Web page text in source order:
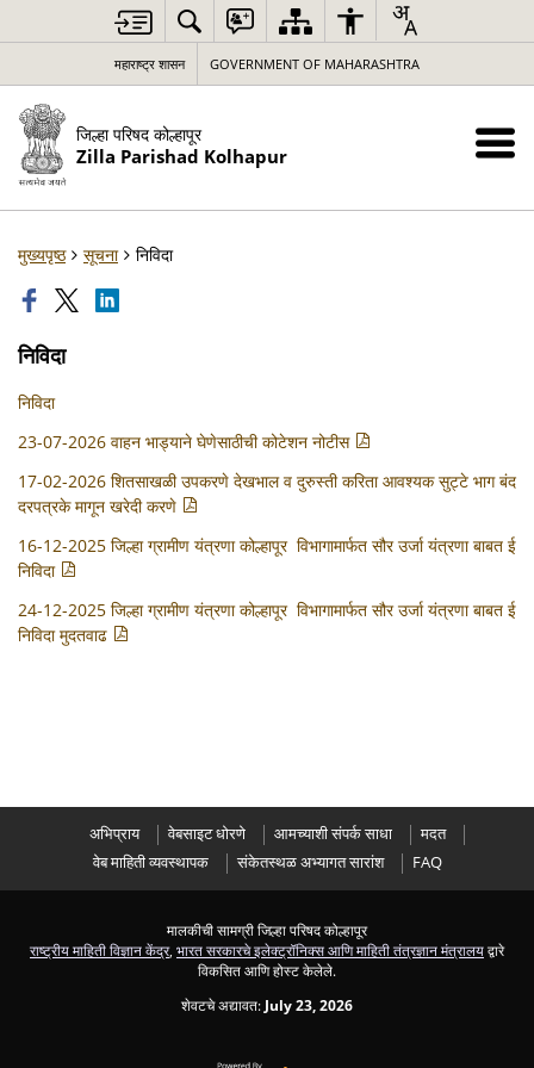
महाराष्ट्र शासन GOVERNMENT OF MAHARASHTRA
जिल्हा परिषद कोल्हापूर
Zilla Parishad Kolhapur
मुख्यपृष्ठ सूचना निविदा
निविदा
निविदा
23-07-2026 वाहन भाड्याने घेणेसाठीची कोटेशन नोटीस
17-02-2026 शितसाखळी उपकरणे देखभाल व दुरुस्ती करिता आवश्यक सुट्टे भाग बंद
दरपत्रके मागून खरेदी करणे
16-12-2025 जिल्हा ग्रामीण यंत्रणा कोल्हापूर विभागामार्फत सौर उर्जा यंत्रणा बाबत ई
निविदा
24-12-2025 जिल्हा ग्रामीण यंत्रणा कोल्हापूर विभागामार्फत सौर उर्जा यंत्रणा बाबत ई
निविदा मुदतवाढ
अभिप्राय वेबसाइट धोरणे आमच्याशी संपर्क साधा
मदत
वेब माहिती व्यवस्थापक
संकेतस्थळ अभ्यागत सारांश FAQ
मालकीची सामग्री जिल्हा परिषद कोल्हापूर
राष्ट्रीय माहिती विज्ञान केंद्र, भारत सरकारचे इलेक्ट्रॉनिक्स आणि माहिती तंत्रज्ञान मंत्रालयद्वारे
विकसित आणि होस्ट केलेले.
शेवटचे अद्यावत: July 23, 2026